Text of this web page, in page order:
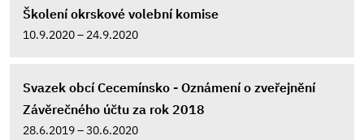
Školení okrskové volební komise
10.9.2020 – 24.9.2020
Svazek obcí Cecemínsko - Oznámení o zveřejnění
Závěrečného účtu za rok 2018
28.6.2019 – 30.6.2020